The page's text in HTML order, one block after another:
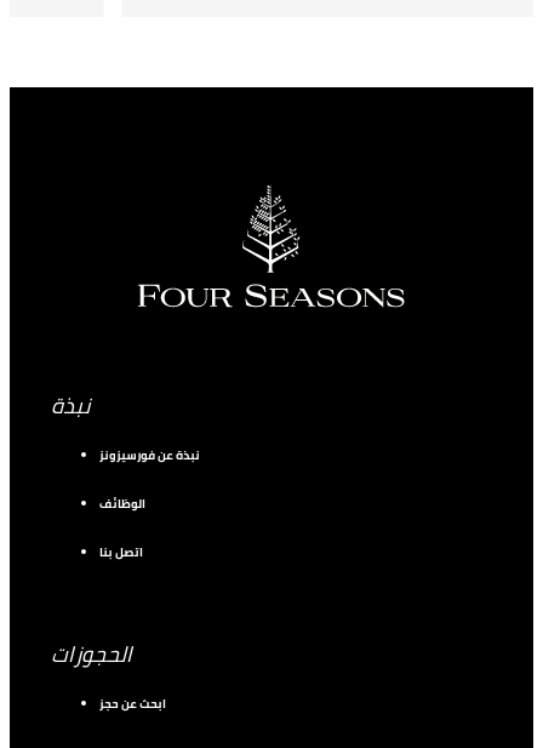
نبذة
نبذة عن فورسيزونز
الوظائف
اتصل بنا
الحجوزات
ابحث عن حجز